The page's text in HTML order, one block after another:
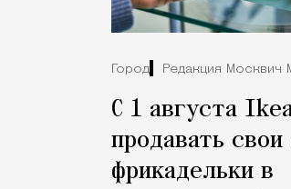
Город Редакция Москвич
С 1 августа
продавать
фрикадельки в